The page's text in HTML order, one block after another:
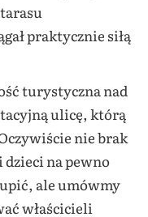
praktycznie siłą
turystyczna nad
ulicę, którą
nie brak
na pewno
ale umówmy
właścicieli